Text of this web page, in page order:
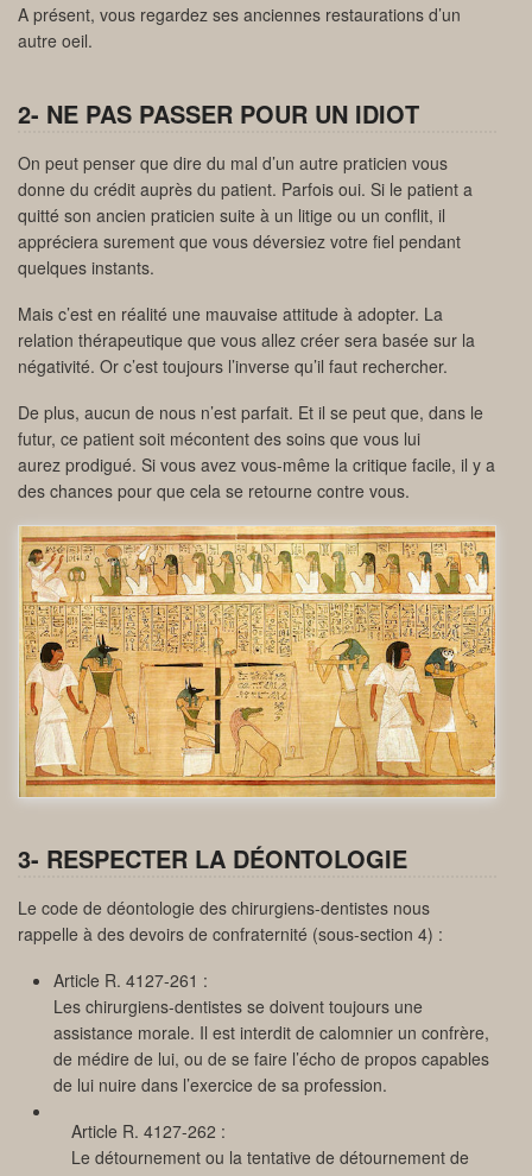
A présent, vous regardez ses anciennes restaurations d’un
autre oeil.
2- NE PAS PASSER POUR UN IDIOT
On peut penser que dire du mal d’un autre praticien vous
donne du crédit auprès du patient. Parfois oui. Si le patient a
quitté son ancien praticien suite à un litige ou un conflit, il
appréciera surement que vous déversiez votre fiel pendant
quelques instants.
Mais c’est en réalité une mauvaise attitude à adopter. La
relation thérapeutique que vous allez créer sera basée sur la
négativité. Or c’est toujours l’inverse qu’il faut rechercher.
De plus, aucun de nous n’est parfait. Et il se peut que, dans le
futur, ce patient soit mécontent des soins que vous lui
aurez prodigué. Si vous avez vous-même la critique facile, il y a
des chances pour que cela se retourne contre vous.
3- RESPECTER LA DÉONTOLOGIE
Le code de déontologie des chirurgiens-dentistes nous
rappelle à des devoirs de confraternité (sous-section 4) :
Article R. 4127-261 :
Les chirurgiens-dentistes se doivent toujours une
assistance morale. Il est interdit de calomnier un confrère,
de médire de lui, ou de se faire l’écho de propos capables
de lui nuire dans l’exercice de sa profession.
Article R. 4127-262 :
Le détournement ou la tentative de détournement de